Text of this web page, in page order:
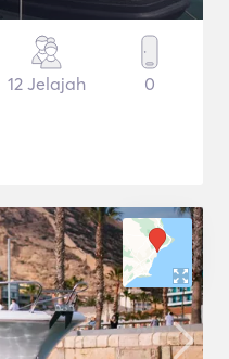
12 Jelajah 0